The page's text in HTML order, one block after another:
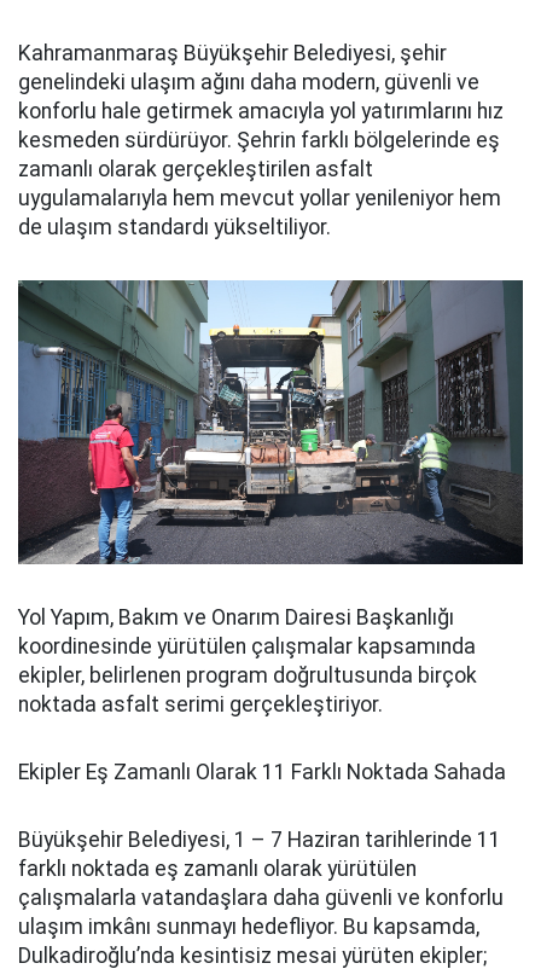
Kahramanmaraş Büyükşehir Belediyesi, şehir
genelindeki ulaşım ağını daha modern, güvenli ve
konforlu hale getirmek amacıyla yol yatırımlarını hız
kesmeden sürdürüyor. Şehrin farklı bölgelerinde eş
zamanlı olarak gerçekleştirilen asfalt
uygulamalarıyla hem mevcut yollar yenileniyor hem
de ulaşım standardı yükseltiliyor.
Yol Yapım, Bakım ve Onarım Dairesi Başkanlığı
koordinesinde yürütülen çalışmalar kapsamında
ekipler, belirlenen program doğrultusunda birçok
noktada asfalt serimi gerçekleştiriyor.
Ekipler Eş Zamanlı Olarak 11 Farklı Noktada Sahada
Büyükşehir Belediyesi, 1 – 7 Haziran tarihlerinde 11
farklı noktada eş zamanlı olarak yürütülen
çalışmalarla vatandaşlara daha güvenli ve konforlu
ulaşım imkânı sunmayı hedefliyor. Bu kapsamda,
Dulkadiroğlu’nda kesintisiz mesai yürüten ekipler;